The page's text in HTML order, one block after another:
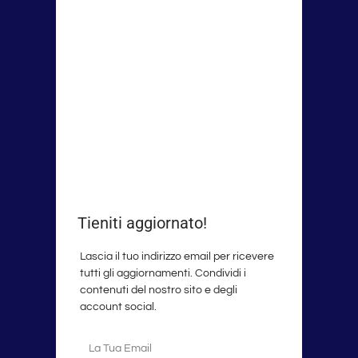
Tieniti aggiornato!
Lascia il tuo indirizzo email per ricevere
tutti gli aggiornamenti. Condividi i
contenuti del nostro sito e degli
account social.